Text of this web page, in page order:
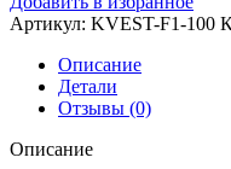
Артикул: KVEST-F1-100
Описание
Детали
Отзывы (0)
Описание